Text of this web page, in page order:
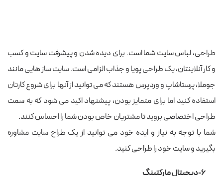
طراحی، لباس سایت شما است. برای دیده شدن و پیشرفت سایت و کسب
و کار آنلاینتان، یک طراحی پویا و جذاب الزامی است. سایت ساز هایی مانند
جوملا، پرستاشاپ و وردپرس هستند که می توانید از آنها برای شروع کارتان
استفاده کنید اما برای متمایز بودن، پیشنهاد اکید می شود که به سمت
طراحی اختصاصی بروید تا مشتریان خاص بودن شما را احساس کنند.
شما با توجه به نیاز و ایده خود می توانید از یک طراح سایت مشاوره
بگیرید و سایت خود را طراحی کنید.
۶-دیجیتال مارکتینگ